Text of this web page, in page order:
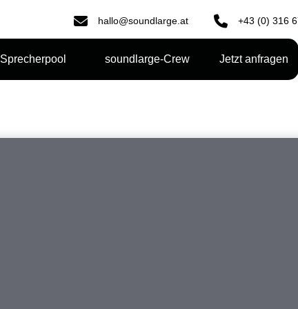
hallo@soundlarge.at +43 (0) 316
Sprecherpool soundlarge-Crew Jetzt anfragen